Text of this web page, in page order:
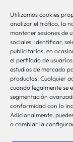
Utilizamos cookies
analizar el tráfico, la
mantener sesiones de
sociales; identificar,
publicitarios, en
el perfilado de
estudios de mercado
productos. Cualquier
cuando legalmente se
segmentación
conformidad con lo
Adicionalmente,
o cambiar la
bio-
944
Otros